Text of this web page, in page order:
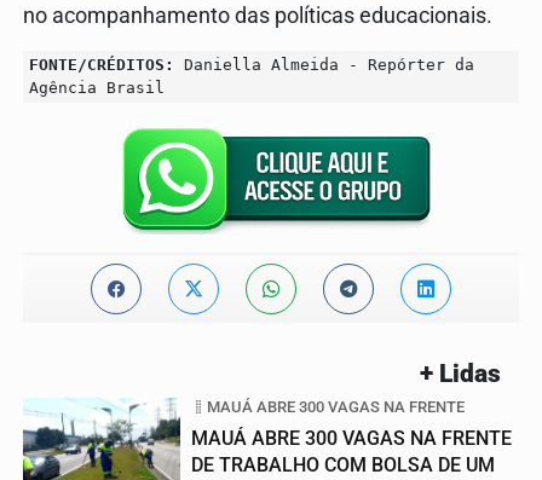
no acompanhamento das políticas educacionais.
FONTE/CRÉDITOS:
Daniella Almeida - Repórter da
Agência Brasil
+ Lidas
MAUÁ ABRE 300 VAGAS NA FRENTE
MAUÁ ABRE 300 VAGAS NA FRENTE
DE TRABALHO COM BOLSA DE UM